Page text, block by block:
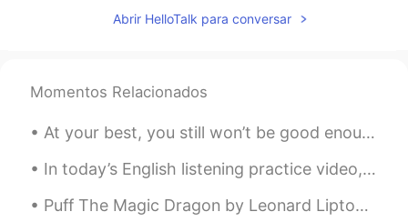
2020.05.02 12:18
ventana
Nate 2020.05.01 08:08
Beautiful picture go private message to
speak french ;)
Abrir HelloTalk para conversar
Momentos Relacionados
At your best, you still won’t be good enough for the wrong person. At your worst, you’ll still be...
In today’s English listening practice video, I give tips about how to effectively use my videos t...
Puff The Magic Dragon by Leonard Lipton and Peter Yarrow. Part 2 of 2. Puff, the magic dragon l...